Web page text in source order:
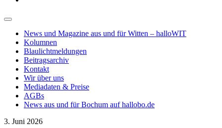
News und Magazine aus und für Witten – halloWIT
Kolumnen
Blaulichtmeldungen
Beitragsarchiv
Kontakt
Wir über uns
Mediadaten & Preise
AGBs
News aus und für Bochum auf hallobo.de
3. Juni 2026